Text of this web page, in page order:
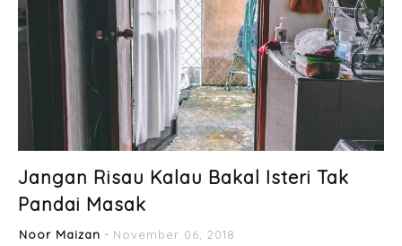
Jangan Risau Kalau Bakal Isteri Tak
Pandai Masak
Noor Maizan
November 06, 2018